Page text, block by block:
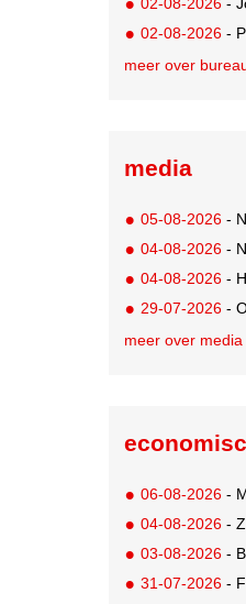
02-08-2026 -
02-08-2026 -
meer over
media
05-08-2026 -
04-08-2026 -
04-08-2026 -
29-07-2026 -
meer over media
06-08-2026 -
04-08-2026 -
03-08-2026 -
31-07-2026 -